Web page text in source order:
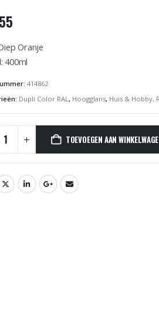
Oranje
400ml
414862
Dupli Color RAL , Hoogglans, Huis & Hobby,
TOEVOEGEN AAN